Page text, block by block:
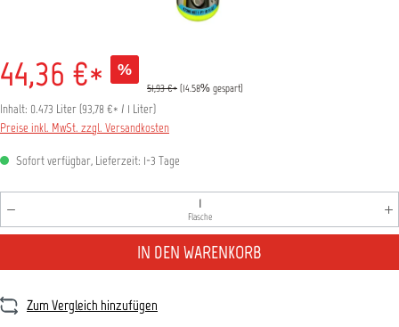
44,36 €* %
51,93 €* (14.58% gespart)
Inhalt: 0.473 Liter (93,78 €* / 1 Liter)
Preise inkl. MwSt. zzgl. Versandkosten
Sofort verfügbar, Lieferzeit: 1-3 Tage
Produkt Anzahl: Gib den gewünschten Wert ein oder
Flasche
IN DEN WARENKORB
Zum Vergleich hinzufügen